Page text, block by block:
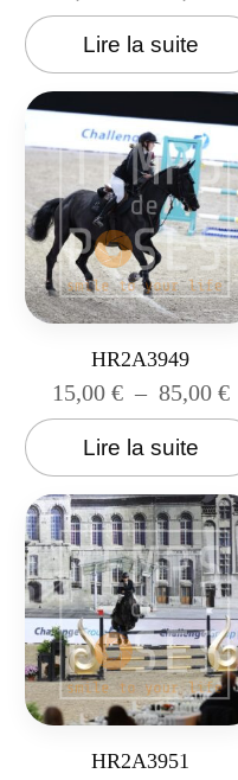
Lire la suite
HR2A3949
15,00 € – 85,00 €
Lire la suite
HR2A3951